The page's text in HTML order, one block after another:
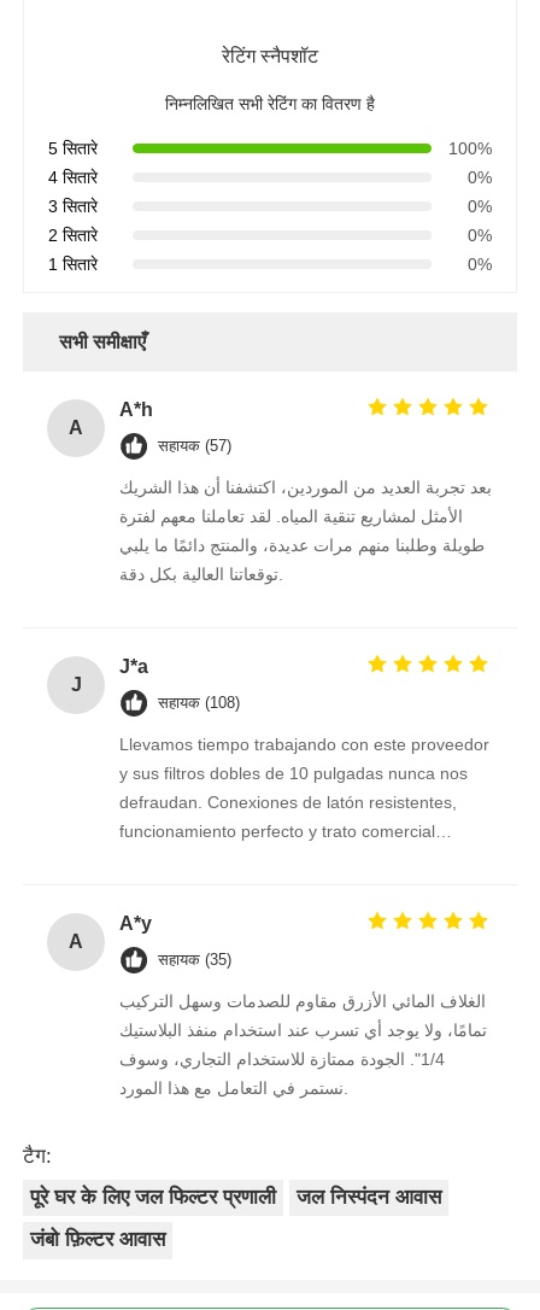
रेटिंग स्नैपशॉट
निम्नलिखित सभी रेटिंग का वितरण है
5 सितारे
100%
4 सितारे
0%
3 सितारे
0%
2 सितारे
0%
1 सितारे
0%
सभी समीक्षाएँ
A
A*h
सहायक (57)
بعد تجربة العديد من الموردين، اكتشفنا أن هذا الشريك
الأمثل لمشاريع تنقية المياه. لقد تعاملنا معهم لفترة
طويلة وطلبنا منهم مرات عديدة، والمنتج دائمًا ما يلبي
J
J*a
सहायक (108)
Llevamos tiempo trabajando con este proveedor
y sus filtros dobles de 10 pulgadas nunca nos
defraudan. Conexiones de latón resistentes,
funcionamiento perfecto y trato comercial
A
A*y
सहायक (35)
الغلاف المائي الأزرق مقاوم للصدمات وسهل التركيب
تمامًا، ولا يوجد أي تسرب عند استخدام منفذ البلاستيك
1/4". الجودة ممتازة للاستخدام التجاري، وسوف
टैग:
पूरे घर के लिए जल फिल्टर प्रणाली
जल निस्पंदन आवास
जंबो फ़िल्टर आवास